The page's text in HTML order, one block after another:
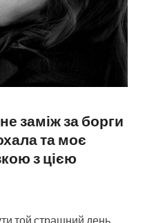
заміж за борги
та моє
з цією
той страшний день